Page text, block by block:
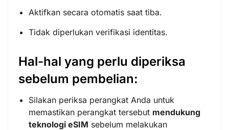
Aktifkan secara otomatis saat tiba.
Tidak diperlukan verifikasi identitas.
Hal-hal yang perlu diperiksa
sebelum pembelian:
Silakan periksa perangkat Anda untuk
memastikan perangkat tersebut mendukung
teknologi eSIM sebelum melakukan